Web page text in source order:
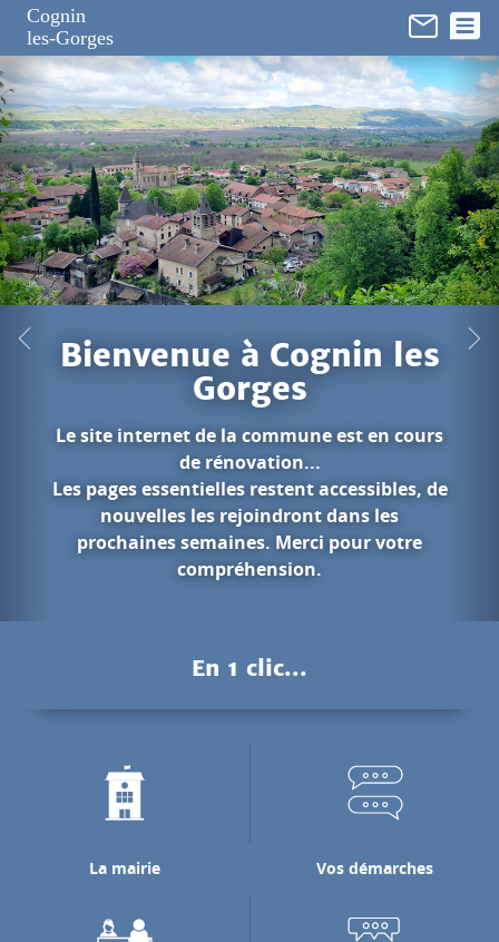
Cognin
les-Gorges
les
en cours
de
votre
Les gorges du
pour rejoindre la rivière de
En 1 clic...
La mairie Vos démarches
Panneau de gestion des cookies